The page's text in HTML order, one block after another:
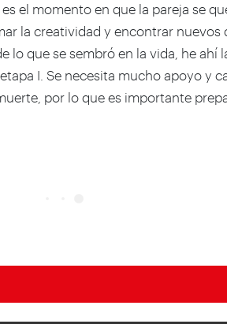
el momento en que la pareja se
la creatividad y encontrar nuevos
lo que se sembró en la vida, he ahí
I. Se necesita mucho apoyo y
por lo que es importante